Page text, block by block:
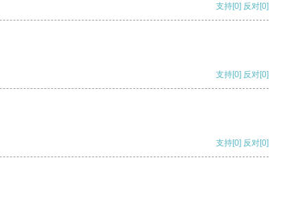
支持[0] 反对[0]
支持[0] 反对[0]
支持[0] 反对[0]